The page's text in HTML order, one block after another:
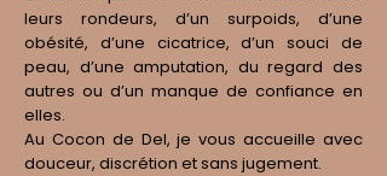
leurs rondeurs, d’un surpoids, d’une
obésité, d’une cicatrice, d’un souci de
peau, d’une amputation, du regard des
autres ou d’un manque de confiance en
elles.
Au Cocon de Del, je vous accueille avec
douceur, discrétion et sans jugement.